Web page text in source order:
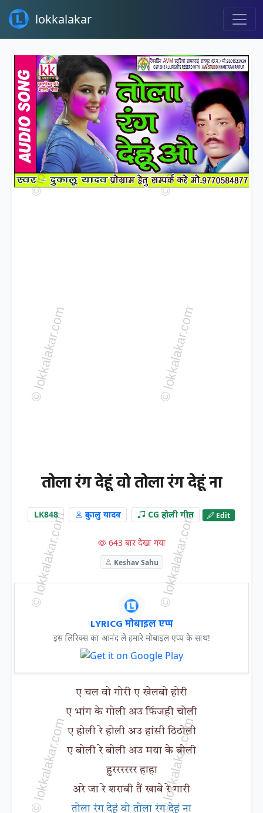
lokkalakar
तोला रंग देहूं वो तोला रंग देहूं ना
LK848 दुकालु यादव CG होली गीत Edit
643 बार देखा गया
Keshav Sahu
LYRICG मोबाइल एप्प
इस लिरिक्स का आनंद ले हमारे मोबाइल एप्प के साथ!
ए चल वो गोरी ए खेलबो होरी
ए भांग के गोली अउ फिंजही चोली
ए होली रे होली अउ हांसी ठिठोली
ए बोली रे बोली अउ मया के बोली
हुरररररर हाहा
अरे जा रे शराबी तैं खाबे रे गारी
तोला रंग देहूं वो तोला रंग देहूं ना